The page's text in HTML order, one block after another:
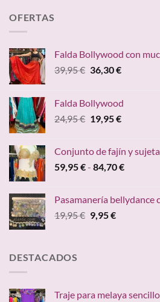
OFERTAS
Falda Bollywood con
39,95€ El
era:
39,95 €.
36,30€El
es:
36,30 €.
Falda Bollywood
24,95€ El
era:
24,95 €.
19,95€El
es:
19,95 €.
Conjunto de fajín y
59,95€- 84,70€Rango
desde
Pasamanería bellydance
19,95€ El
9,95€El
DESTACADOS
Traje para melaya sencillo